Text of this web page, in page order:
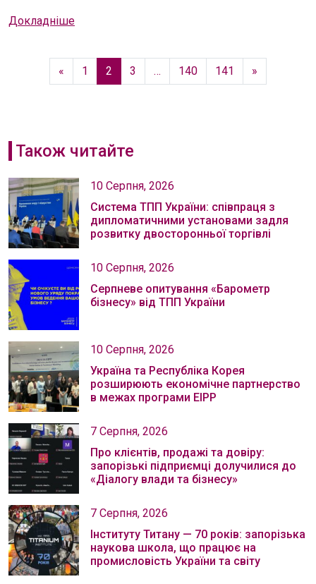
Докладніше
« 1 2 3 … 140 141 »
Також читайте
10 Серпня, 2026
Система ТПП України: співпраця з
дипломатичними установами задля
розвитку двосторонньої торгівлі
10 Серпня, 2026
Серпневе опитування «Барометр
бізнесу» від ТПП України
10 Серпня, 2026
Україна та Республіка Корея
розширюють економічне партнерство
в межах програми EIPP
7 Серпня, 2026
Про клієнтів, продажі та довіру:
запорізькі підприємці долучилися до
«Діалогу влади та бізнесу»
7 Серпня, 2026
Інституту Титану — 70 років: запорізька
наукова школа, що працює на
промисловість України та світу